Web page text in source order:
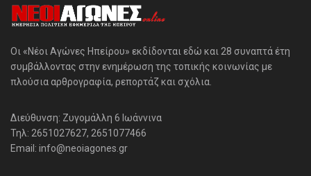
Οι «Νέοι Αγώνες Ηπείρου» εκδίδονται εδώ και 28 συναπτά έτη
συμβάλλοντας στην ενημέρωση της τοπικής κοινωνίας με
πλούσια αρθρογραφία, ρεπορτάζ και σχόλια.
Διεύθυνση: Ζυγομάλλη 6 Ιωάννινα
Τηλ: 2651027627, 2651077466
Email: info@neoiagones.gr